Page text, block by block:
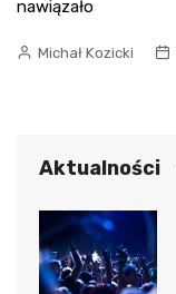
nawiązało
Michał Kozicki
Aktualności